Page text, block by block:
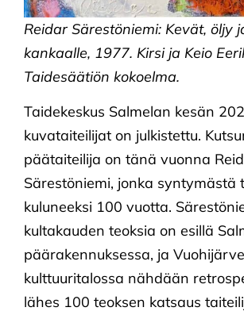
Reidar Särestöniemi: Kevät, öljy
kankaalle, 1977. Kirsi ja Keio
Taidesäätiön kokoelma.
Taidekeskus Salmelan kesän
kuvataiteilijat on julkistettu.
päätaiteilija on tänä vuonna
Särestöniemi, jonka syntymästä
kuluneeksi 100 vuotta.
kultakauden teoksia on esillä
päärakennuksessa, ja
kulttuuritalossa nähdään
lähes 100 teoksen katsaus